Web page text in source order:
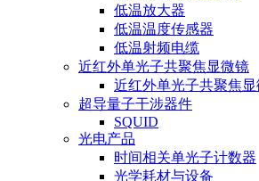
低温放大器
低温温度传感器
低温射频电缆
近红外单光子共聚焦显微镜
近红外单光子共聚焦
超导量子干涉器件
SQUID
光电产品
时间相关单光子计数器
光学耗材与设备